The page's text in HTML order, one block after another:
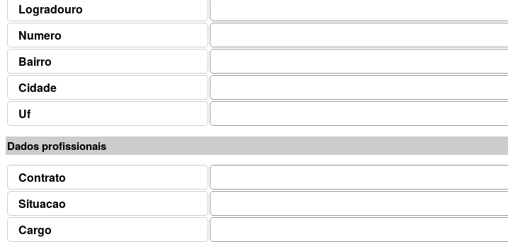
Logradouro
Numero
Bairro
Cidade
Uf
Dados profissionais
Contrato
Situacao
Cargo